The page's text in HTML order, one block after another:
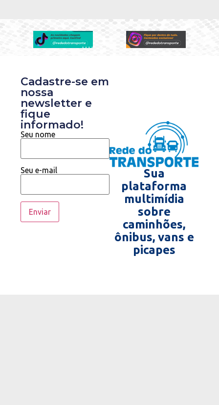
Sua
plataforma
multimídia
sobre
caminhões,
ônibus, vans e
picapes
Cadastre-se em
nossa
newsletter e
fique
informado!
Seu nome
Seu e-mail